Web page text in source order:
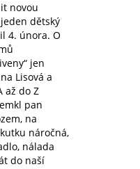
novou
dětský
4. února. O
jen
Lisová a
až do Z
pan
na
náročná,
nálada
do naší